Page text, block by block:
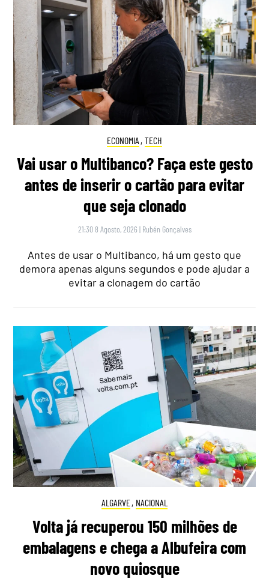
ECONOMIA , TECH
Vai usar o Multibanco? Faça este gesto
antes de inserir o cartão para evitar
que seja clonado
21:30 8 Agosto, 2026 | Rubén Gonçalves
Antes de usar o Multibanco, há um gesto que
demora apenas alguns segundos e pode ajudar a
evitar a clonagem do cartão
ALGARVE, NACIONAL
Volta já recuperou 150 milhões de
embalagens e chega a Albufeira com
novo quiosque